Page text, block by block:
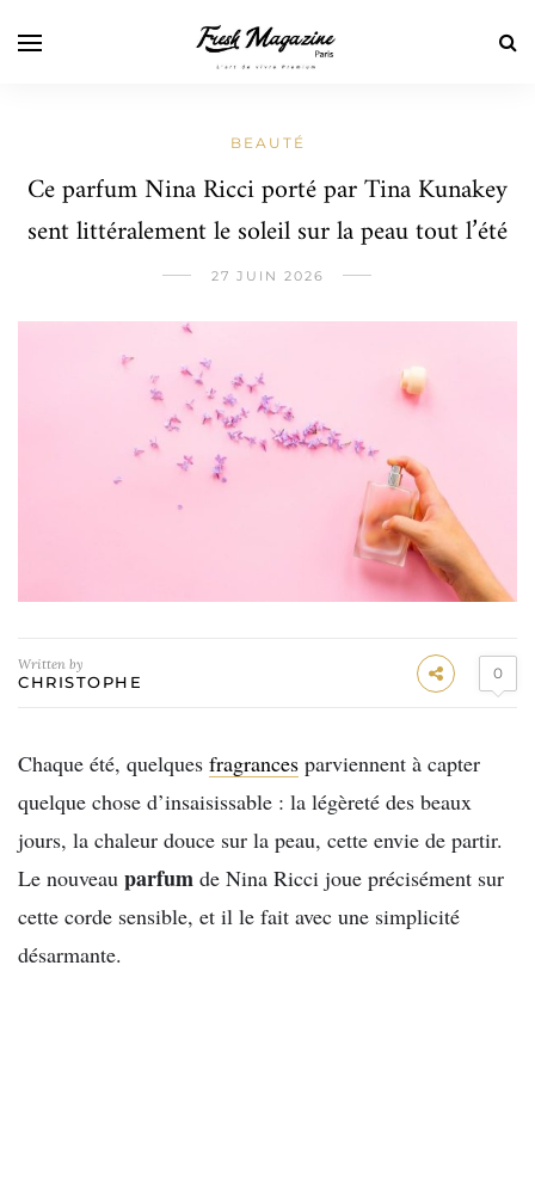
BEAUTÉ
Ce parfum Nina Ricci porté par Tina Kunakey
sent littéralement le soleil sur la peau tout l’été
27 JUIN 2026
Written by
CHRISTOPHE 0
Chaque été, quelques fragrances parviennent à capter
quelque chose d’insaisissable : la légèreté des beaux
jours, la chaleur douce sur la peau, cette envie de partir.
Le nouveau parfum de Nina Ricci joue précisément sur
cette corde sensible, et il le fait avec une simplicité
désarmante.